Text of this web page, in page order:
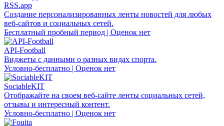
RSS.app
Создание персонализированных ленты новостей для любых
веб-сайтов и социальных сетей.
Бесплатный пробный период | Оценок нет
API-Football
Виджеты с данными о разных видах спорта.
Условно-бесплатно | Оценок нет
SociableKIT
Отображайте на своем веб-сайте ленты социальных сетей,
отзывы и интересный контент.
Условно-бесплатно | Оценок нет